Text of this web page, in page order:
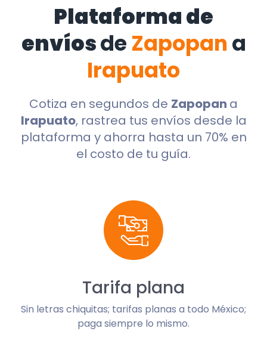
Plataforma de
envíosde Zapopan a
Irapuato
Cotiza en segundos de Zapopan a
Irapuato, rastrea tus envíos desde la
plataforma y ahorra hasta un 70% en
el costo de tu guía.
Tarifa plana
Sin letras chiquitas; tarifas planas a todo México;
paga siempre lo mismo.